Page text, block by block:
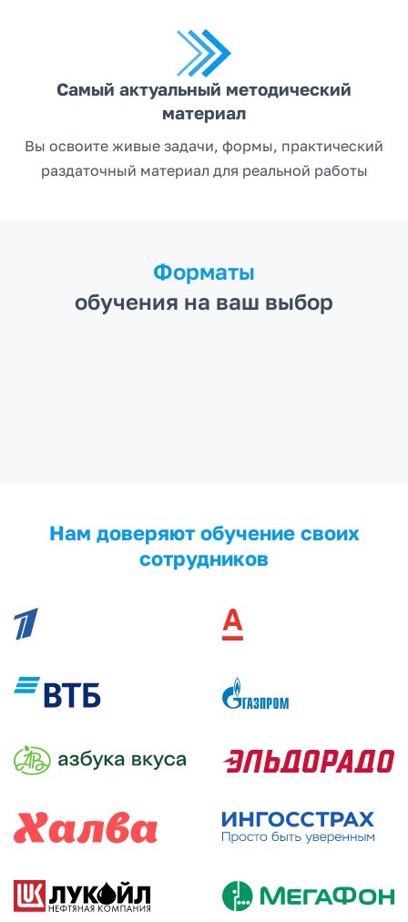
Самый актуальный методический
материал
Вы освоите живые задачи, формы, практический
раздаточный материал для реальной работы
Форматы
обучения на ваш выбор
Нам доверяют обучение своих
сотрудников